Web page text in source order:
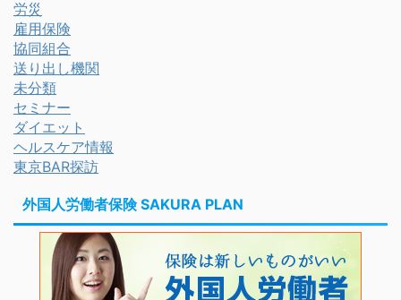
労災
雇用保険
協同組合
送り出し機関
未分類
セミナー
ダイエット
ヘルスケア情報
東京BAR探訪
外国人労働者保険 SAKURA PLAN